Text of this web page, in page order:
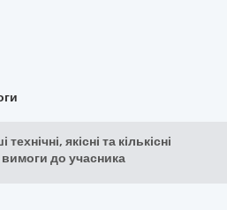
якісні та кількісні
до учасника